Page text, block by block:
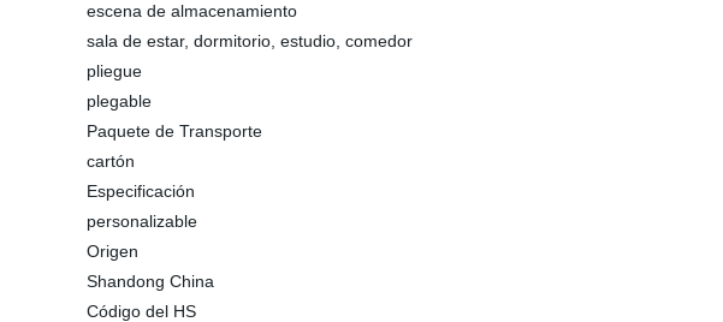
escena de almacenamiento
sala de estar, dormitorio, estudio, comedor
pliegue
plegable
Paquete de Transporte
cartón
Especificación
personalizable
Origen
Shandong China
Código del HS